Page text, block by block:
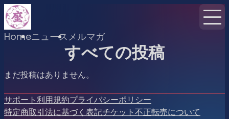
Homeニュースメルマガ
すべての投稿
まだ投稿はありません。
サポート利用規約プライバシーポリシー
特定商取引法に基づく表記チケット不正転売について